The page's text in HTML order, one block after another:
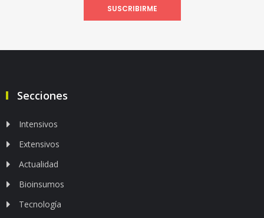
SUSCRIBIRME
Secciones
Intensivos
Extensivos
Actualidad
Bioinsumos
Tecnología